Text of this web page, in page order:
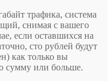
трафика, система
снимая с вашего
если оставшихся на
сто рублей будут
как только вы
сумму или больше.